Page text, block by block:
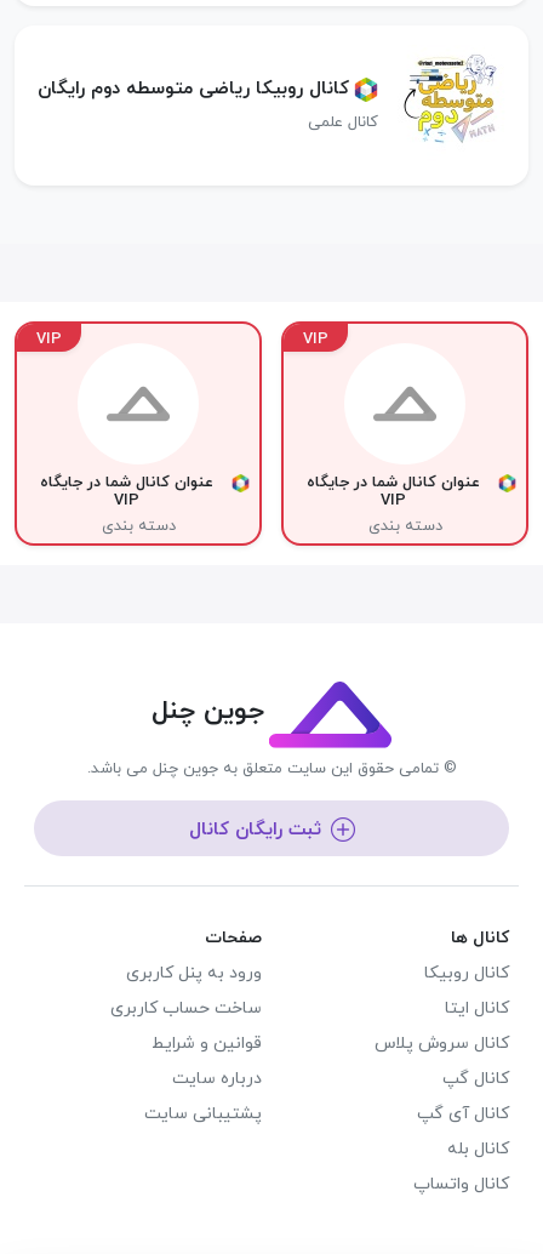
کانال روبیکا ریاضی متوسطه دوم رایگان
کانال علمی
VIP
عنوان کانال شما در جایگاه
VIP
دسته بندی
VIP
عنوان کانال شما در جایگاه
VIP
دسته بندی
جوین چنل
© تمامی حقوق این سایت متعلق به جوین چنل می باشد.
ثبت رایگان کانال
کانال ها
کانال روبیکا
کانال ایتا
کانال سروش پلاس
کانال گپ
کانال آی گپ
کانال بله
کانال واتساپ
صفحات
ورود به پنل کاربری
ساخت حساب کاربری
قوانین و شرایط
درباره سایت
پشتیبانی سایت